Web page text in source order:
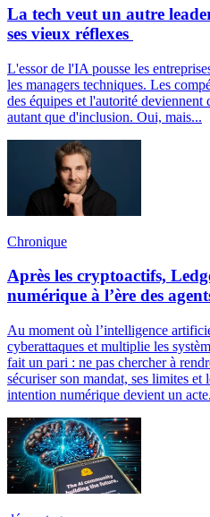
La tech veut un autre
ses vieux réflexes
L'essor de l'IA pousse les
les managers techniques. Les
des équipes et l'autorité deviennent
autant que d'inclusion. Oui, mais...
Chronique
Après les cryptoactifs,
numérique à l’ère des
Au moment où l’intelligence
cyberattaques et multiplie les
fait un pari : ne pas chercher à
sécuriser son mandat, ses limites et
intention numérique devient un acte.